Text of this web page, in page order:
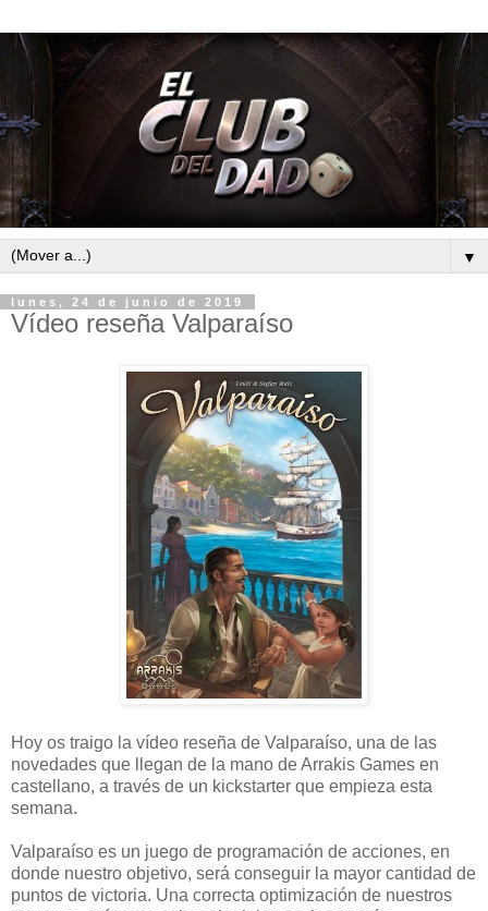
▼
lunes, 24 de junio de 2019
Vídeo reseña Valparaíso
Hoy os traigo la vídeo reseña de Valparaíso, una de las
novedades que llegan de la mano de Arrakis Games en
castellano, a través de un kickstarter que empieza esta
semana.
Valparaíso es un juego de programación de acciones, en
donde nuestro objetivo, será conseguir la mayor cantidad de
puntos de victoria. Una correcta optimización de nuestros